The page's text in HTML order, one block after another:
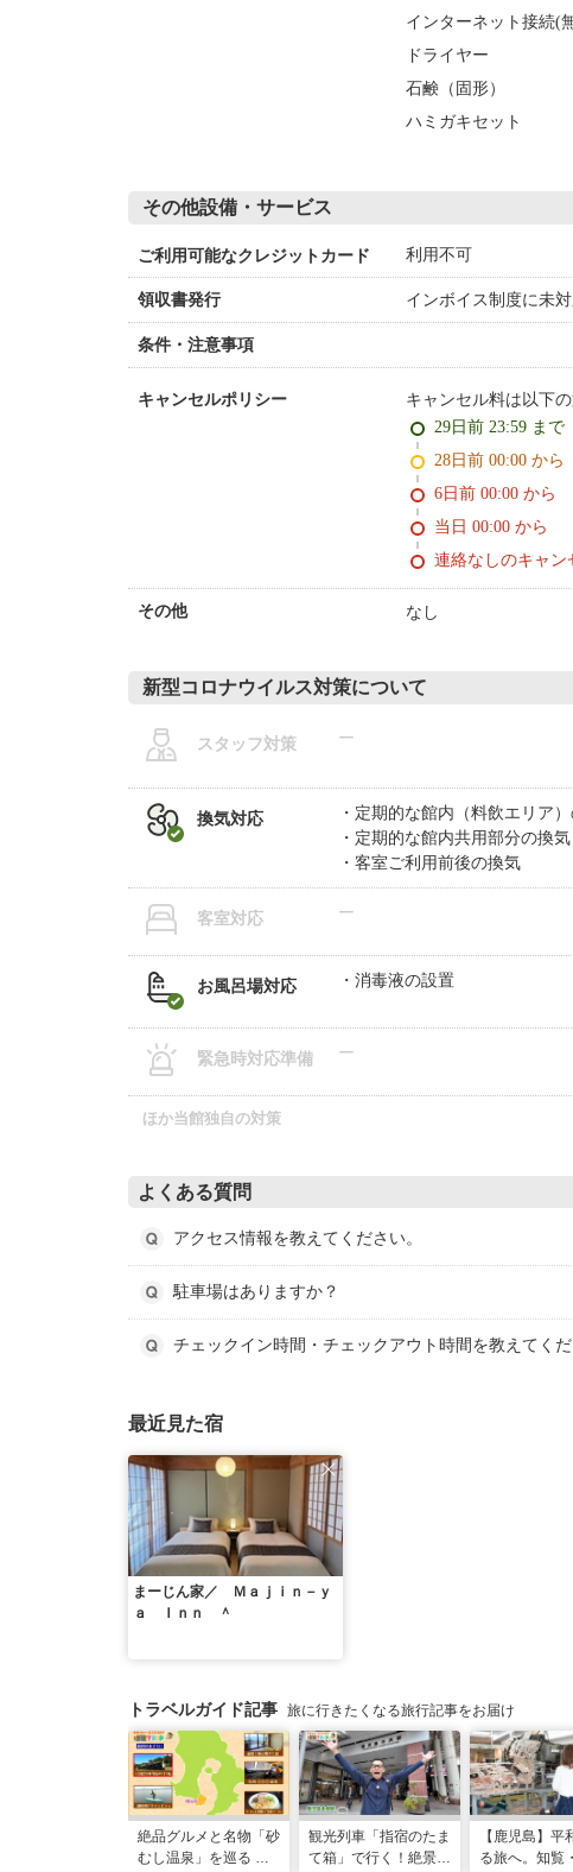
インターネット接続(
ドライヤー
石鹸（固形）
ハミガキセット
その他設備・サービス
ご利用可能なクレジットカード 利用不可
領収書発行 インボイス制度に未対
条件・注意事項
キャンセルポリシー キャンセル料は以下
29日前 23:59 まで
28日前
6日前
当日 00:00 から
連絡なしのキャン
その他 なし
新型コロナウイルス対策について
スタッフ対策 ー
換気対応
定期的な館内（料飲エリア
定期的な館内共用部分の換気
客室ご利用前後の換気
客室対応 ー
お風呂場対応 消毒液の設置
緊急時対応準備 ー
ほか当館独自の対策
よくある質問
アクセス情報を教えてください。
駐車場はありますか？
チェックイン時間・チェックアウト時間を教えてくだ
最近見た宿
まーじん家／ Ｍａｊｉｎ－ｙ
ａ Ｉｎｎ ＾
トラベルガイド記事 旅に行きたくなる旅行記事をお届け
絶品グルメと名物「砂
むし温泉」を巡る 心
観光列車「指宿のたま
て箱」で行く！絶景グ
【鹿児島】平
る旅へ。知覧